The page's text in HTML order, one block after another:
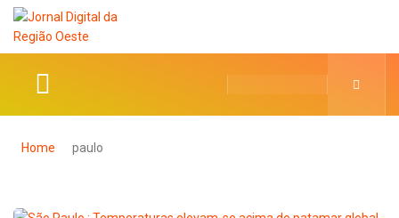
Home paulo